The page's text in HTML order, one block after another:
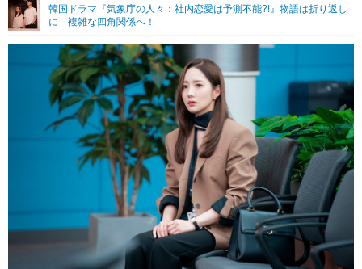
ショッピング その他
韓国ドラマ『気象庁の人々：社内恋愛は予測不能?!』物語は折り返し
に 複雑な四角関係へ！